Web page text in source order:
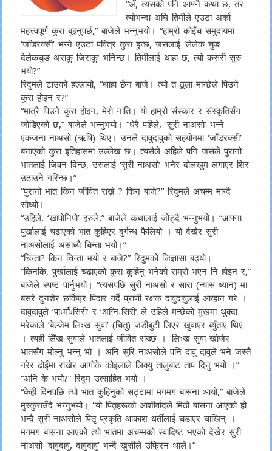
“अँ, त्यसको पनि आफ्नै कथा छ, तर
त्योभन्दा अघि तिमीले एउटा अर्को
महत्त्वपूर्ण कुरा बुझ्नुपर्छ,” बाजेले भन्नुभयो। “हाम्रो कोइँच समुदायमा
‘जाँडरक्सी’ भन्ने एउटा पवित्र कुरा हुन्छ, जसलाई ‘लेलेक चुङ
देलेकचुङ अराकु जिराकु’ भनिन्छ। तिमीलाई थाहा छ, त्यो कसरी सुरु
भयो?”
रिदुमले टाउको हल्लायो, “थाहा छैन बाजे। त्यो त ठूला मान्छेले पिउने
कुरा होइन र?”
“मात्रै पिउने कुरा होइन, मेरो नाति। यो हाम्रो संस्कार र संस्कृतिसँग
जोडिएको छ,” बाजेले भन्नुभयो। “धेरै पहिले, ‘सुरी नाअसो’ भन्ने
एकजना नाअसो (ऋषि) थिए। उनले दावुदावुको सहयोगमा ‘जाँडरक्सी’
बनाएको कुरा इतिहासमा उल्लेख छ। त्यसैले अहिले पनि जसले पुरानो
भातलाई जिवन दिन्छ, उसलाई ‘सुरी नाअसो’ भनेर दोलखुम लगाएर शिर
उठाउने गरिन्छ।”
“पुरानो भात किन जीवित राख्ने ? किन बाजे?” रिदुमले अचम्म मान्दै
सोध्यो।
“उहिले, ‘खापोनिपो’ हरुले,” बाजेले कथालाई जोड्दै भन्नुभयो। “आफ्ना
पुर्खालाई चढाएको भात कुहिएर दुर्गन्ध फैलियो । यो देखेर सुरी
नाअसोलाई असाध्यै चिन्ता भयो।”
“चिन्ता? किन चिन्ता भयो र बाजे?” रिदुमको जिज्ञासा बढ्यो।
“किनकि, पुर्खालाई चढाएको कुरा कुहिनु भनेको राम्रो भएन नि होइन र,”
बाजेले स्पष्ट पार्नुभयो। “त्यसपछि सुरी नाअसो र सारा (न्यास ध्यान) मा
बसरे दुनशेर छर्किएर पिदार गर्दै प्राणी रक्षक दावुदावुलाई आव्हान गरे ।
दावुदावुले ‘पाःर्मोःसिरी’ र ‘अग्निःसिरी’ ले उहिले मन्छेको मुखमा थुक्दा
मरेकाले ‘बेल्जेम लिःख सुवा’ (चितु) जडीबुटी लिएर खुवाएर ब्युँताए थिए
। त्यही लिँख सुवाले भातलाई जीवित राख्छ । ‘लिःख सुवा खोजेर
भातसँग मोल्नु भन्नु भो । अनि सुरि नाअसोले पनि दावु दावुले भने जस्तै
गरेर ढोइँमा राखेर आगोके कोइलाले लिक्यु तालुबाट ताप दिनु भयो ।”
“अनि के भयो?” रिदुम उत्साहित भयो ।
“केही दिनपछि त्यो भात कुहिनुको सट्टामा मगमग बासना आयो,” बाजेले
मुस्कुराउँदै भन्नुभयो। “यो पितृहरूको आशीर्वादले मिठो बासना आएको हो
भन्दै सुरी नाअसोले पितृ प्रकृति आकाश धर्तीलाई चडाएर चाखिन् ।
मगमग बासना आएको त्यो भातमा अचम्मको स्वादिष्ट भएको देखेर सुरी
नाअसो ‘दावुदावु, दावुदावु’ भन्दै खुसीले उफ्रिन थाले।”